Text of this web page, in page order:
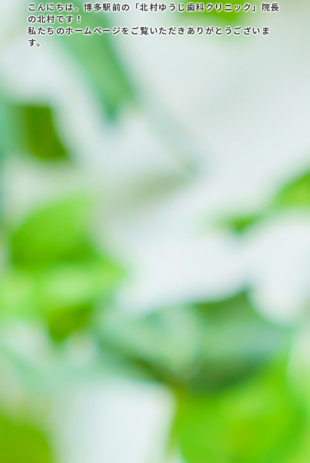
こんにちは。博多駅前の「北村ゆうじ歯科クリニック」院長
の北村です！
私たちのホームページをご覧いただきありがとうございま
す。